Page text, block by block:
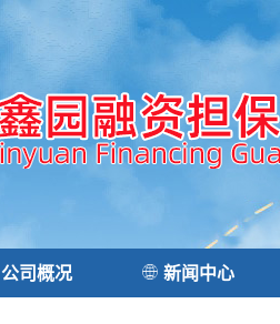
公司概况 新闻中心